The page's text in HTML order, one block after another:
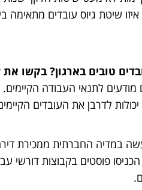
איזו שיטת גיוס עובדים
טובים בארגון? בקשו
לתנאי העבודה
לדרבן את העובדים
במדיה החברתית ממכירת דירה
פוסטים בקבוצות